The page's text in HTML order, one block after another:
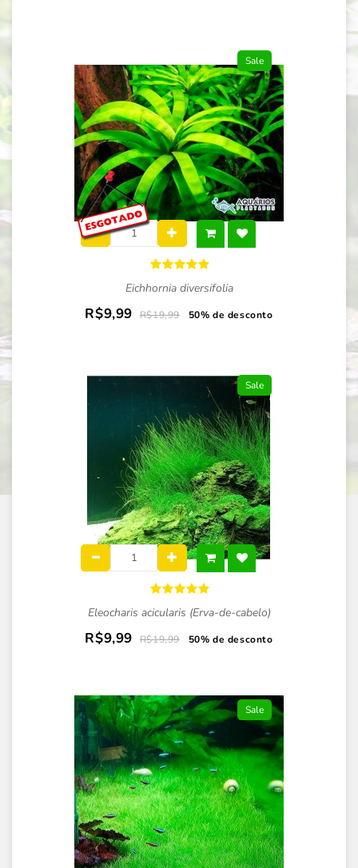
Sale
Eichhornia diversifolia
R$9,99 R$19,99 50% de desconto
Sale
Eleocharis acicularis (Erva-de-cabelo)
R$9,99 R$19,99 50% de desconto
Sale